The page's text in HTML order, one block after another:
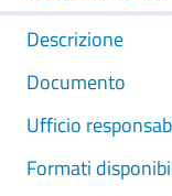
Descrizione
Documento
Ufficio
Formati